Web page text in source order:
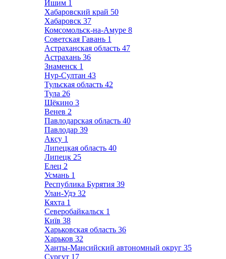
Ишим 1
Хабаровский край 50
Хабаровск 37
Комсомольск-на-Амуре 8
Советская Гавань 1
Астраханская область 47
Астрахань 36
Знаменск 1
Нур-Султан 43
Тульская область 42
Тула 26
Щёкино 3
Венев 2
Павлодарская область 40
Павлодар 39
Аксу 1
Липецкая область 40
Липецк 25
Елец 2
Усмань 1
Республика Бурятия 39
Улан-Удэ 32
Кяхта 1
Северобайкальск 1
Київ 38
Харьковская область 36
Харьков 32
Ханты-Мансийский автономный округ 35
Сургут 17